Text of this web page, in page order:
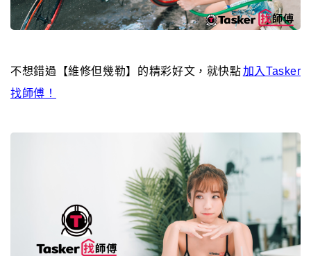
不想錯過【維修但幾勒】的精彩好文，就快點加入Tasker
找師傅！